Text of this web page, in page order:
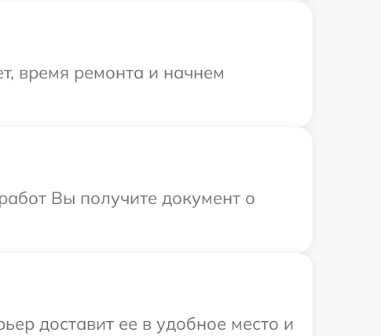
время ремонта и начнем
Вы получите документ о
доставит ее в удобное место и